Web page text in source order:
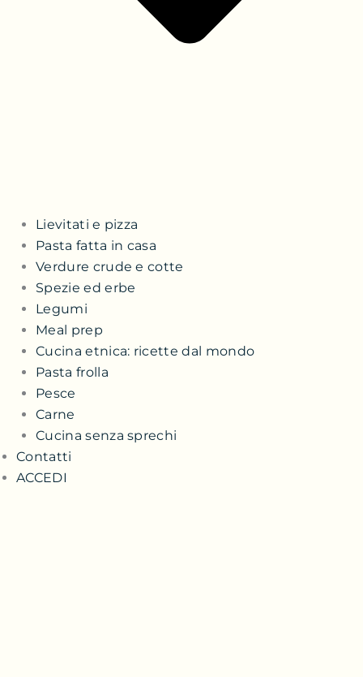
Lievitati e pizza
Pasta fatta in casa
Verdure crude e cotte
Spezie ed erbe
Legumi
Meal prep
Cucina etnica: ricette dal mondo
Pasta frolla
Pesce
Carne
Cucina senza sprechi
Contatti
ACCEDI